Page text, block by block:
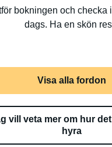
bokningen och checka
dags. Ha en skön
Visa alla fordon
vill veta mer om hur
hyra